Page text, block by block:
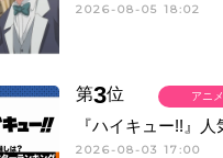
2026-08-05 18:02
第3位
『ハイキュー!!』
2026-08-03 17:00
アニメ